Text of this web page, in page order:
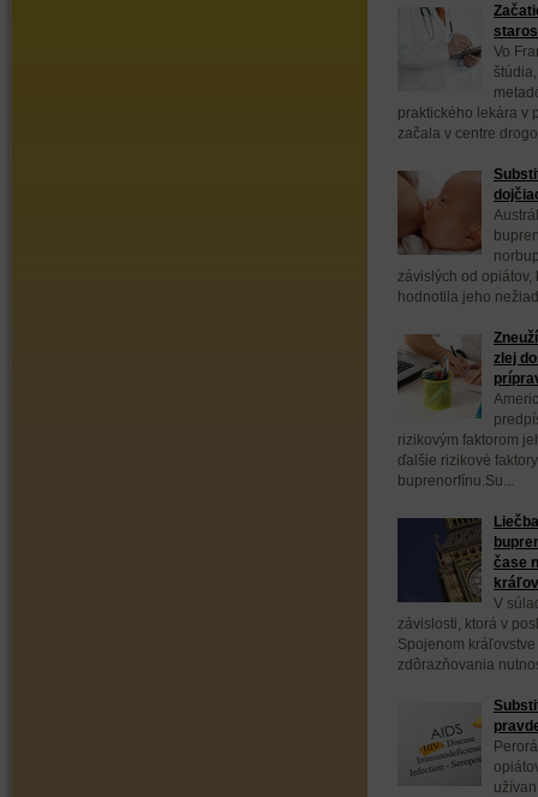
Vo
praktického lekára v
začala v centre
závislých od
hodnotila jeho
zlej
rizikovým faktorom
ďalšie rizikové
buprenorfínu.Su...
čase
V
závislosti, ktorá v
Spojenom
zdôrazňovania